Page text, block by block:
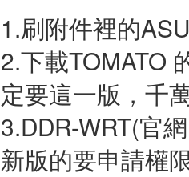
1.刷附件裡的
2.下載TOMATO
定要這一版，千
3.DDR-WRT(官
新版的要申請權